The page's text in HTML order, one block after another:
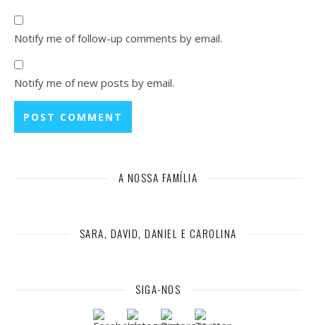
Notify me of follow-up comments by email.
Notify me of new posts by email.
A NOSSA FAMÍLIA
SARA, DAVID, DANIEL E CAROLINA
SIGA-NOS